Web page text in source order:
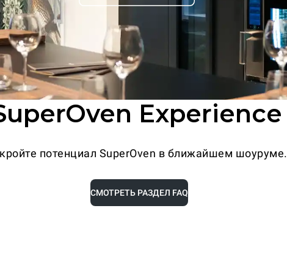
Experience
потенциал SuperOven в ближайшем шоуруме.
СМОТРЕТЬ РАЗДЕЛ FAQ